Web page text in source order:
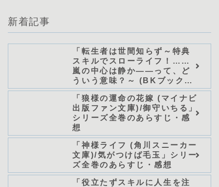
新着記事
「転生者は世間知らず～特典
スキルでスローライフ！……
嵐の中心は静か――って、ど
ういう意味？～ (BKブック
ス)/唖鳴蝉」シリーズ全巻のあ
らすじ・感想
「狼様の運命の花嫁 (マイナビ
出版ファン文庫)/御守いちる」
シリーズ全巻のあらすじ・感
想
「神様ライフ (角川スニーカー
文庫)/気がつけば毛玉」シリー
ズ全巻のあらすじ・感想
「役立たずスキルに人生を注